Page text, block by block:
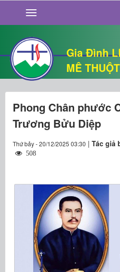
Gia Đình
MÊ THUỘT
GIỚI THIỆU
TIN TỨC
SỐNG ĐẠO
CHUYỆN NHÀ
QUÁN VĂN
THƯ GIÃN
Phong Chân phước
Trương Bửu Diệp
Thứ bảy - 20/12/2025 03:30 | Tác giả
508